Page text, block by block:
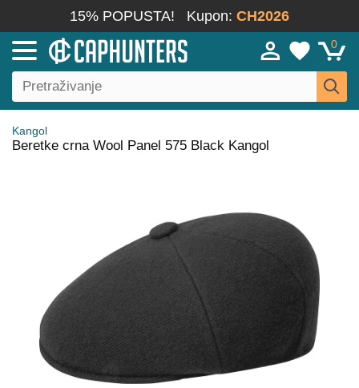
15% POPUSTA! Kupon: CH2026
0
Kangol
Beretke crna Wool Panel 575 Black Kangol